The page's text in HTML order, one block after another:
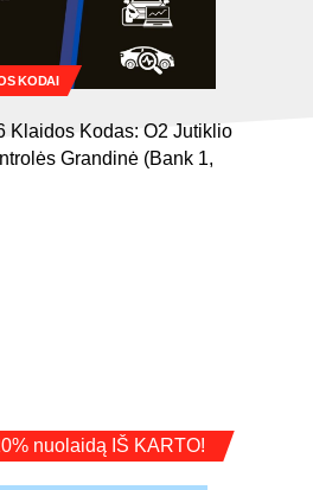
KODAI
Klaidos Kodas: O2 Jutiklio
Grandinė (Bank 1,
nuolaidą IŠ KARTO!